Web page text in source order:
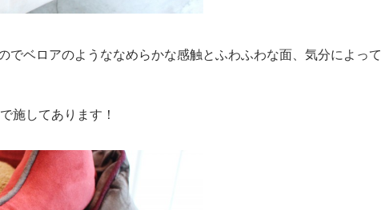
でベロアのようななめらかな感触とふわふわな面、気分によって
施してあります！